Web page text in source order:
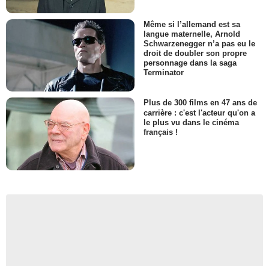
Même si l’allemand est sa
langue maternelle, Arnold
Schwarzenegger n’a pas eu le
droit de doubler son propre
personnage dans la saga
Terminator
Plus de 300 films en 47 ans de
carrière : c'est l'acteur qu'on a
le plus vu dans le cinéma
français !